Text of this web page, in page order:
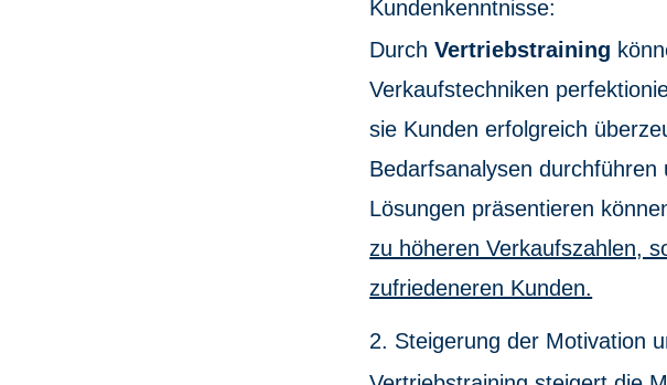
Kundenkenntnisse:
DurchVertriebstraining
Verkaufstechniken
sie Kunden erfolgreich
Bedarfsanalysen durchführen
Lösungen präsentieren
zu höheren Verkaufszahlen,
zufriedeneren Kunden.
2. Steigerung der Motivation